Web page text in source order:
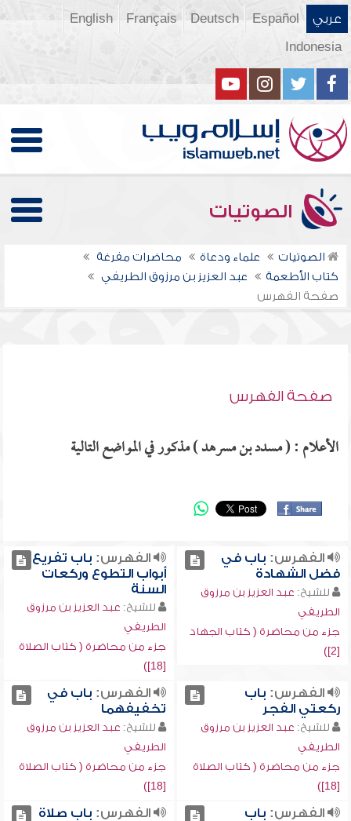
عربي Español
Deutsch
Français
English
Indonesia
الصوتيات
الصوتيات علماء ودعاة
محاضرات مفرغة
كتاب الأطعمة
عبد العزيز بن مرزوق الطريفي
صفحة الفهرس
صفحة الفهرس
الأعلام : ( مسدد بن مسرهد ) مذكور في المواضع التالية
الفهرس: باب في
فضل الشهادة
للشيخ: عبد العزيز بن مرزوق
الطريفي
جزء من محاضرة ( كتاب الجهاد
[2])
الفهرس: باب تفريع
أبواب التطوع وركعات
السنة
للشيخ: عبد العزيز بن مرزوق
الطريفي
جزء من محاضرة ( كتاب الصلاة
[18])
الفهرس: باب
ركعتي الفجر
للشيخ: عبد العزيز بن مرزوق
الطريفي
جزء من محاضرة ( كتاب الصلاة
[18])
الفهرس: باب في
تخفيفهما
للشيخ: عبد العزيز بن مرزوق
الطريفي
جزء من محاضرة ( كتاب الصلاة
[18])
الفهرس: باب
الفهرس: باب صلاة